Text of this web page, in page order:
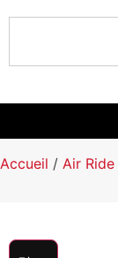
Accueil / Air Ride